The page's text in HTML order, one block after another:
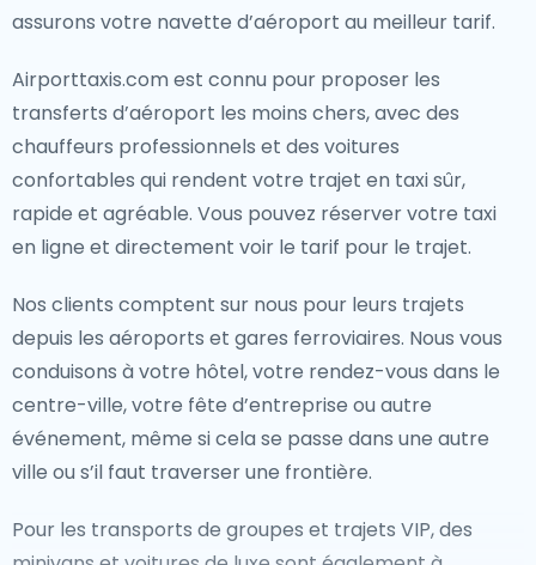
assurons votre navette d’aéroport au meilleur tarif.
Airporttaxis.com est connu pour proposer les
transferts d’aéroport les moins chers, avec des
chauffeurs professionnels et des voitures
confortables qui rendent votre trajet en taxi sûr,
rapide et agréable. Vous pouvez réserver votre taxi
en ligne et directement voir le tarif pour le trajet.
Nos clients comptent sur nous pour leurs trajets
depuis les aéroports et gares ferroviaires. Nous vous
conduisons à votre hôtel, votre rendez-vous dans le
centre-ville, votre fête d’entreprise ou autre
événement, même si cela se passe dans une autre
ville ou s’il faut traverser une frontière.
Pour les transports de groupes et trajets VIP, des